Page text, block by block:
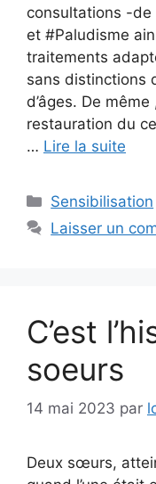
consultations -
et #Paludisme
traitements
sans distinctions
d’âges. De
restauration du
… Lire la suite
Catégories
Sensibilisation
Laisser un
C’est
soeurs
14 mai 2023 par
Deux sœurs,